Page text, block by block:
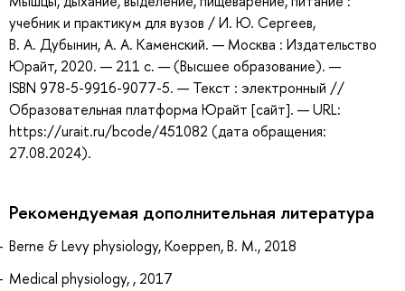
учебник и практикум для вузов / И. Ю. Сергеев,
В. А. Дубынин, А. А. Каменский. — Москва : Издательство
Юрайт, 2020. — 211 с. — (Высшее образование). —
ISBN 978-5-9916-9077-5. — Текст : электронный //
Образовательная платформа Юрайт [сайт]. — URL:
https://urait.ru/bcode/451082 (дата обращения:
27.08.2024).
Рекомендуемая дополнительная литература
Berne & Levy physiology, Koeppen, B. M., 2018
Medical physiology, , 2017